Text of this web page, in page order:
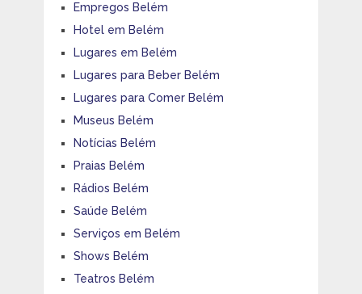
Empregos Belém
Hotel em Belém
Lugares em Belém
Lugares para Beber Belém
Lugares para Comer Belém
Museus Belém
Notícias Belém
Praias Belém
Rádios Belém
Saúde Belém
Serviços em Belém
Shows Belém
Teatros Belém